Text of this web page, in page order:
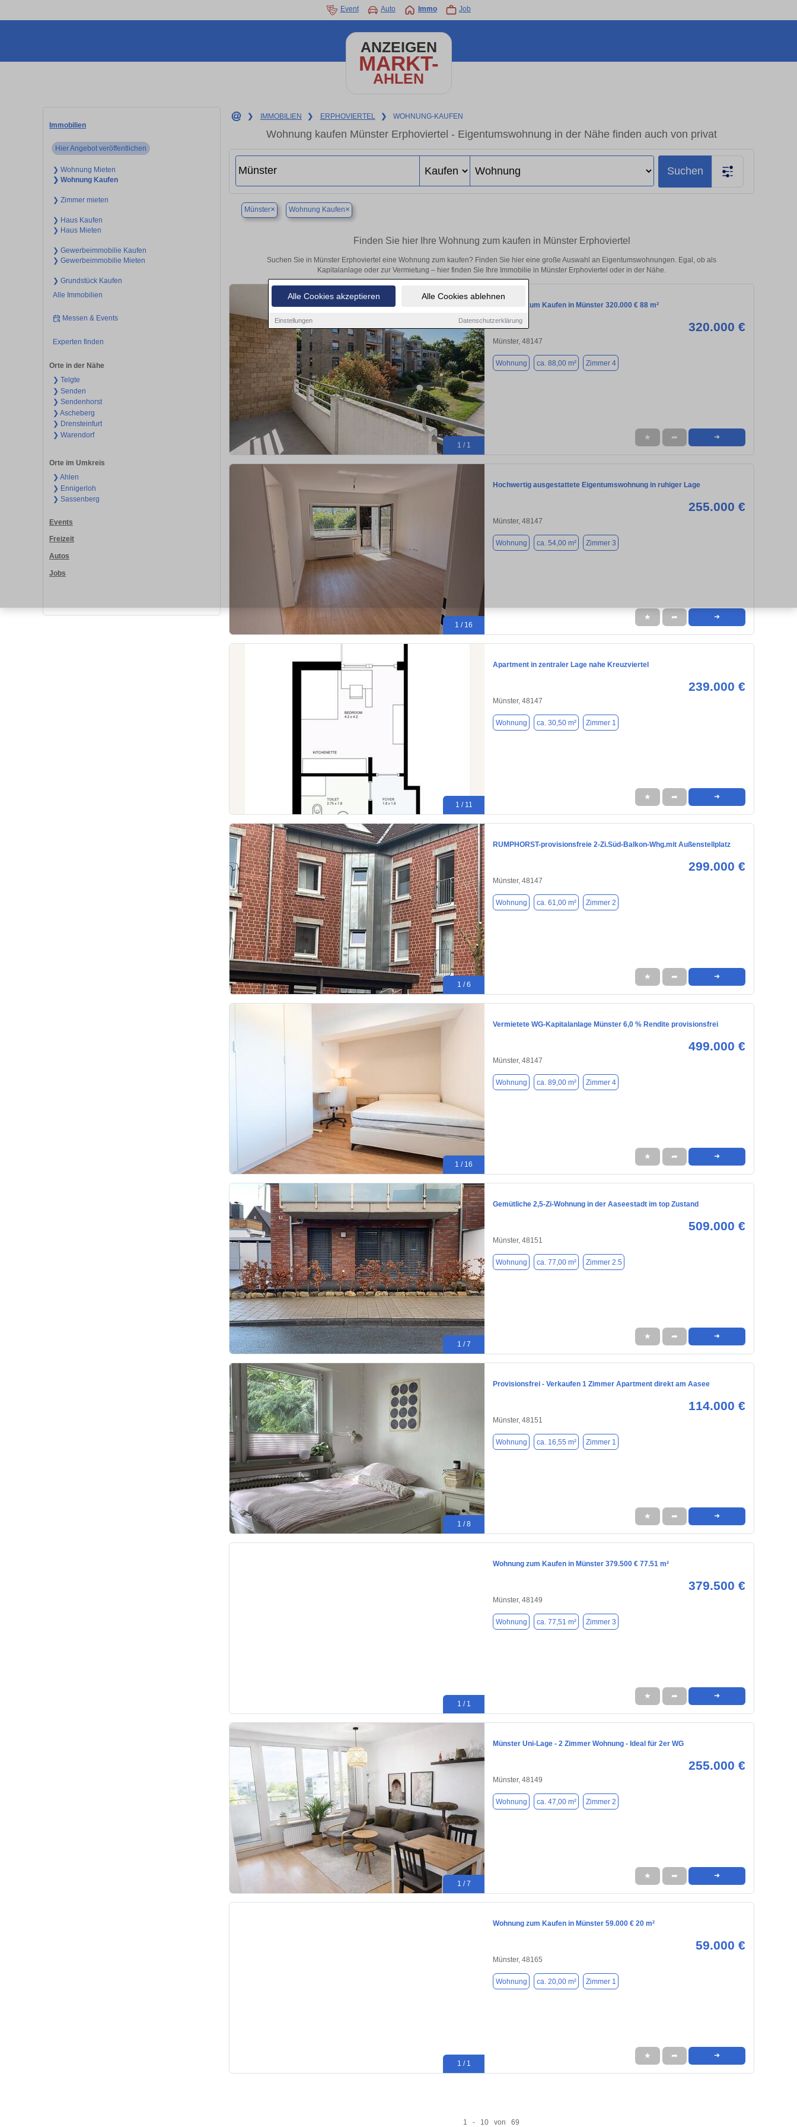
Alle Cookies akzeptieren Alle Cookies ablehnen
Einstellungen Datenschutzerklärung
Event Auto Immo Job
ANZEIGEN
MARKT-
AHLEN
Immobilien
Hier Angebot veröffentlichen
❯ Wohnung Mieten
❯ Wohnung Kaufen
❯ Zimmer mieten
❯ Haus Kaufen
❯ Haus Mieten
❯ Gewerbeimmobilie Kaufen
❯ Gewerbeimmobilie Mieten
❯ Grundstück Kaufen
Alle Immobilien
Messen & Events
Experten finden
Orte in der Nähe
❯ Telgte
❯ Senden
❯ Sendenhorst
❯ Ascheberg
❯ Drensteinfurt
❯ Warendorf
Orte im Umkreis
❯ Ahlen
❯ Ennigerloh
❯ Sassenberg
Events
Freizeit
Autos
Jobs
❯ IMMOBILIEN ❯ ERPHOVIERTEL ❯ WOHNUNG-KAUFEN
Wohnung kaufen Münster Erphoviertel - Eigentumswohnung in der Nähe finden auch von privat
Suchen
Münster× Wohnung Kaufen×
Finden Sie hier Ihre Wohnung zum kaufen in Münster Erphoviertel
Suchen Sie in Münster Erphoviertel eine Wohnung zum kaufen? Finden Sie hier eine große Auswahl an Eigentumswohnungen. Egal, ob als
Kapitalanlage oder zur Vermietung – hier finden Sie Ihre Immobilie in Münster Erphoviertel oder in der Nähe.
1 / 1
Wohnung zum Kaufen in Münster 320.000 € 88 m²
320.000 €
Münster, 48147
Wohnung ca. 88,00 m² Zimmer 4
★ ➦ ➜
1 / 16
Hochwertig ausgestattete Eigentumswohnung in ruhiger Lage
255.000 €
Münster, 48147
Wohnung ca. 54,00 m² Zimmer 3
★ ➦ ➜
1 / 11
Apartment in zentraler Lage nahe Kreuzviertel
239.000 €
Münster, 48147
Wohnung ca. 30,50 m² Zimmer 1
★ ➦ ➜
1 / 6
RUMPHORST-provisionsfreie 2-Zi.Süd-Balkon-Whg.mit Außenstellplatz
299.000 €
Münster, 48147
Wohnung ca. 61,00 m² Zimmer 2
★ ➦ ➜
1 / 16
Vermietete WG-Kapitalanlage Münster 6,0 % Rendite provisionsfrei
499.000 €
Münster, 48147
Wohnung ca. 89,00 m² Zimmer 4
★ ➦ ➜
1 / 7
Gemütliche 2,5-Zi-Wohnung in der Aaseestadt im top Zustand
509.000 €
Münster, 48151
Wohnung ca. 77,00 m² Zimmer 2.5
★ ➦ ➜
1 / 8
Provisionsfrei - Verkaufen 1 Zimmer Apartment direkt am Aasee
114.000 €
Münster, 48151
Wohnung ca. 16,55 m² Zimmer 1
★ ➦ ➜
1 / 1
Wohnung zum Kaufen in Münster 379.500 € 77.51 m²
379.500 €
Münster, 48149
Wohnung ca. 77,51 m² Zimmer 3
★ ➦ ➜
1 / 7
Münster Uni-Lage - 2 Zimmer Wohnung - Ideal für 2er WG
255.000 €
Münster, 48149
Wohnung ca. 47,00 m² Zimmer 2
★ ➦ ➜
1 / 1
Wohnung zum Kaufen in Münster 59.000 € 20 m²
59.000 €
Münster, 48165
Wohnung ca. 20,00 m² Zimmer 1
★ ➦ ➜
1 - 10 von 69